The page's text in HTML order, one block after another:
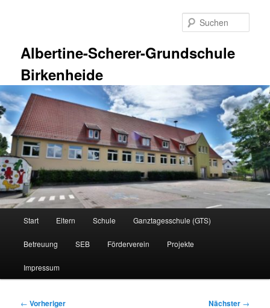
Albertine-Scherer-Grundschule
Birkenheide
Start Eltern Schule Ganztagesschule (GTS)
Betreuung SEB Förderverein Projekte
Impressum
Beitragsnavigation
← Vorheriger Nächster →